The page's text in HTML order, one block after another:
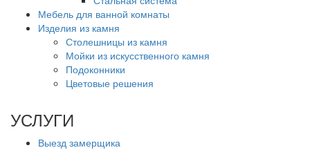
Мебель для ванной комнаты
Изделия из камня
Столешницы из камня
Мойки из искусственного камня
Подоконники
Цветовые решения
УСЛУГИ
Выезд замерщика